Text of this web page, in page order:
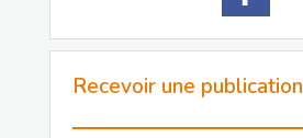
Recevoir une publication